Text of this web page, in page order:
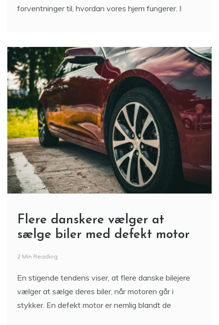
forventninger til, hvordan vores hjem fungerer. I
Flere danskere vælger at
sælge biler med defekt motor
2 Min Reading
En stigende tendens viser, at flere danske bilejere
vælger at sælge deres biler, når motoren går i
stykker. En defekt motor er nemlig blandt de